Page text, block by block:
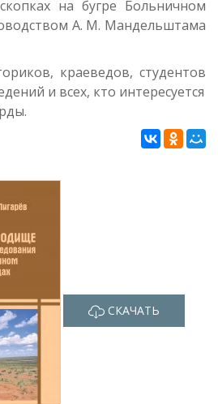
на бугре Больничном
А. М. Мандельштама
краеведов, студентов
и всех, кто интересуется
СКАЧАТЬ